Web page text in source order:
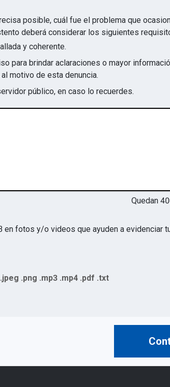
posible, cuál fue el problema que
deberá considerar los siguientes
y coherente.
para brindar aclaraciones o mayor
irregularidades pertenecientes al motivo de esta denuncia.
público, en caso lo recuerdes.
Quedan
en fotos y/o videos que ayuden a evidenciar
.png .mp3 .mp4 .pdf .txt